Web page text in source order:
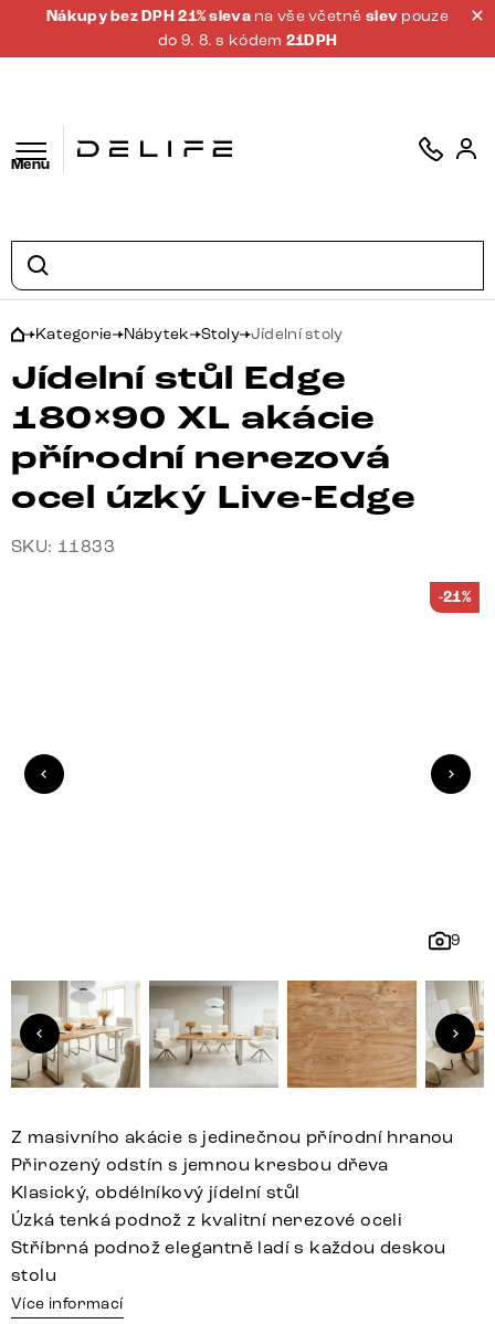
Nákupy bez DPH 21% sleva na vše včetněslev pouze
do 9. 8. s kódem 21DPH
Menu
Kategorie Nábytek Stoly Jídelní stoly
Jídelní stůl Edge
180×90 XL akácie
přírodní nerezová
ocel úzký Live-Edge
SKU: 11833
9
-21%
Z masivního akácie s jedinečnou přírodní hranou
Přirozený odstín s jemnou kresbou dřeva
Klasický, obdélníkový jídelní stůl
Úzká tenká podnož z kvalitní nerezové oceli
Stříbrná podnož elegantně ladí s každou deskou
stolu
Více informací